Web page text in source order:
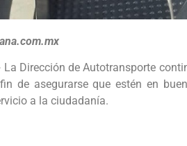
La Dirección de Autotransporte
de asegurarse que estén en
a la ciudadanía.